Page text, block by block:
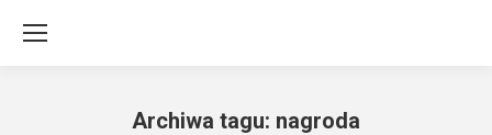
Archiwa tagu: nagroda